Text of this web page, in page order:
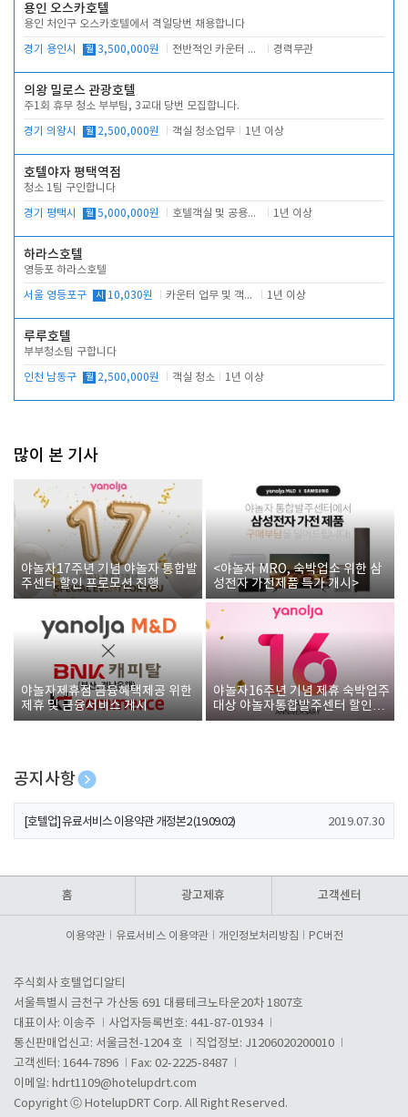
용인 오스카호텔
용인 처인구 오스카호텔에서 격일당번 채용합니다
경기 용인시 월 3,500,000원 전반적인 카운터 업무 경력무관
의왕 밀로스 관광호텔
주1회 휴무 청소 부부팀, 3교대 당번 모집합니다.
경기 의왕시 월 2,500,000원 객실 청소업무 1년 이상
호텔야자 평택역점
청소 1팀 구인합니다
경기 평택시 월 5,000,000원 호텔객실 및 공용시설 청소 관리 1년 이상
하라스호텔
영등포 하라스호텔
서울 영등포구 시 10,030원 카운터 업무 및 객실관리(청소상태 확인, 객실판매) 1년 이상
루루호텔
부부청소팀 구합니다
인천 남동구 월 2,500,000원 객실 청소 1년 이상
많이 본 기사
야놀자17주년 기념 야놀자 통합발
주센터 할인 프로모션 진행
<야놀자 MRO, 숙박업소 위한 삼
성전자 가전제품 특가 개시>
야놀자제휴점 금융혜택제공 위한
제휴 및 금융서비스 게시
야놀자16주년 기념 제휴 숙박업주
대상 야놀자통합발주센터 할인쿠
폰 증정
공지사항
[호텔업] 개인정보 처리방침 개정본1 (19.09.02)
[호텔업] 유료서비스 이용약관 개정본2 (19.09.02) 2019.07.30
홈 광고제휴 고객센터
이용약관 유료서비스 이용약관 개인정보처리방침 PC버전
주식회사 호텔업디알티
서울특별시 금천구 가산동 691 대륭테크노타운20차 1807호
대표이사: 이송주
사업자등록번호: 441-87-01934
통신판매업신고: 서울금천-1204 호
직업정보: J1206020200010
고객센터: 1644-7896
Fax: 02-2225-8487
이메일: hdrt1109@hotelupdrt.com
Copyright ⓒ HotelupDRT Corp. All Right Reserved.